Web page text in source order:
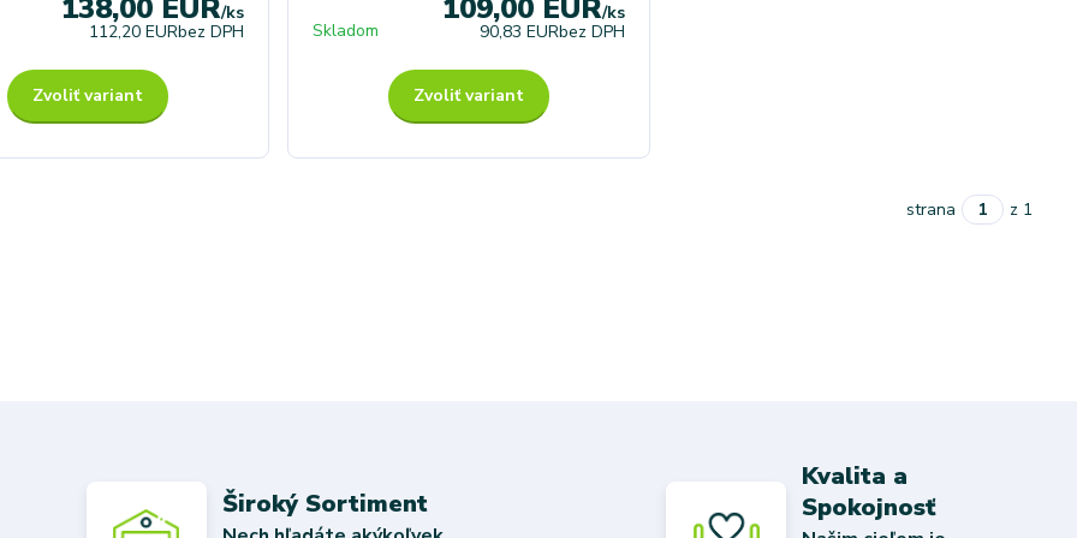
138,00 EUR/ks
112,20 EURbez DPH
Zvoliť variant
109,00 EUR/ks
90,83 EURbez DPH
Skladom
Zvoliť variant
strana z 1
Široký Sortiment
Kvalita a
Spokojnosť